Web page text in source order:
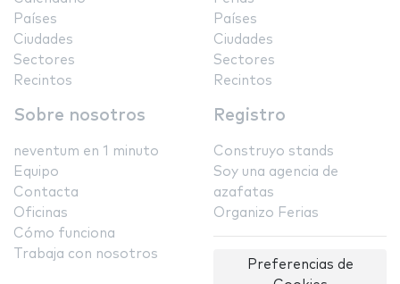
Países
Ciudades
Sectores
Recintos
Países
Ciudades
Sectores
Recintos
Sobre nosotros
neventum en 1 minuto
Equipo
Contacta
Oficinas
Cómo funciona
Trabaja con nosotros
Registro
Construyo stands
Soy una agencia de
azafatas
Organizo Ferias
Preferencias de